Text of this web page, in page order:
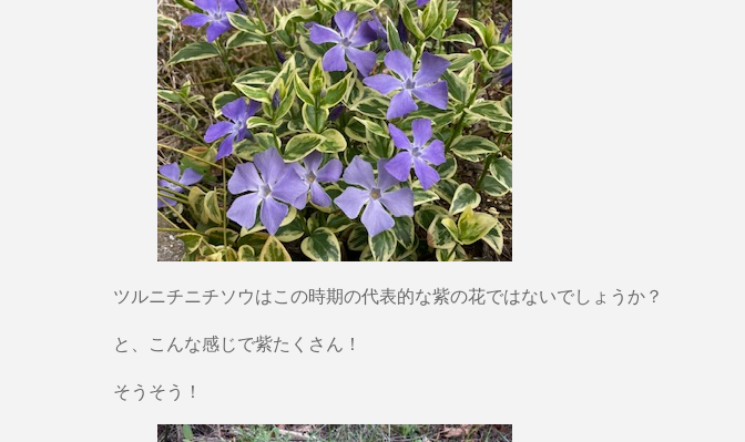
ツルニチニチソウはこの時期の代表的な紫の花ではないでしょうか？
と、こんな感じで紫たくさん！
そうそう！